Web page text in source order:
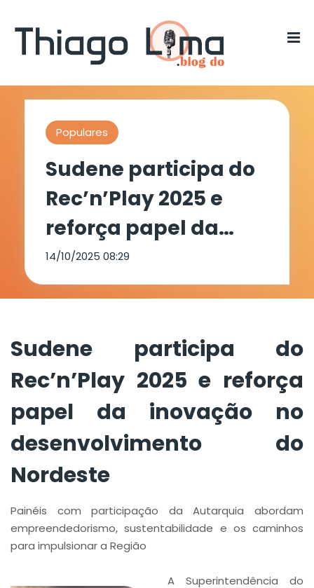
Populares
Sudene participa do
Rec’n’Play 2025 e
reforça papel da
inovação no
desenvolvimento do
14/10/2025 08:29
Sudene participa do
Rec’n’Play 2025 e reforça
papel da inovação no
desenvolvimento do
Nordeste
Painéis com participação da Autarquia abordam
empreendedorismo, sustentabilidade e os caminhos
para impulsionar a Região
A Superintendência do